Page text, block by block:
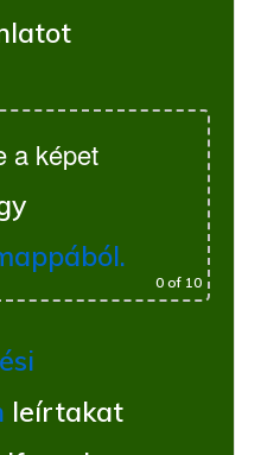
a képet
0of 10
leírtakat